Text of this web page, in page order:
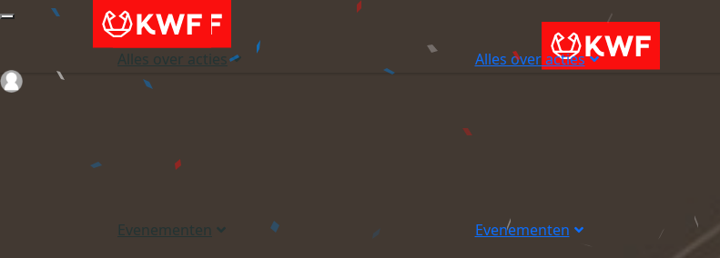
Alles over acties
Evenementen
Alles over acties
Evenementen